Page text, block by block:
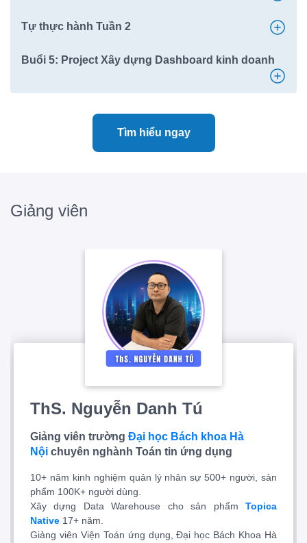
Tự thực hành Tuần 2
Buổi 5: Project Xây dựng Dashboard kinh doanh
Tìm hiểu ngay
Giảng viên
ThS. Nguyễn Danh Tú
Giảng viên trường Đại học Bách khoa Hà
Nội chuyên nghành Toán tin ứng dụng
10+ năm kinh nghiệm quản lý nhân sự 500+ người, sản
phẩm 100K+ người dùng.
Xây dựng Data Warehouse cho sản phẩm Topica
Native 17+ năm.
Giảng viên Viện Toán ứng dụng, Đại học Bách Khoa Hà